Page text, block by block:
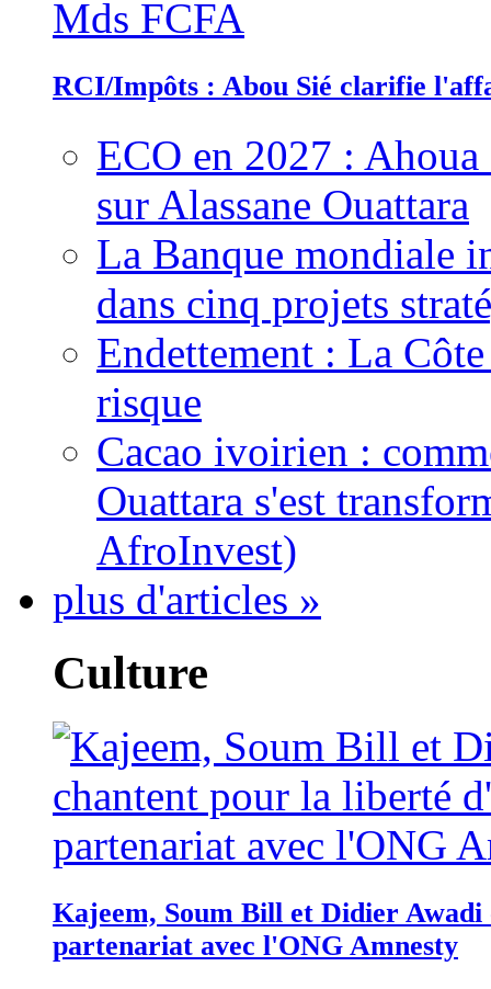
RCI/Impôts : Abou Sié clarifie
ECO en 2027 :
sur Alassane Ouattara
La Banque mondiale
dans cinq projets
Endettement : La
risque
Cacao ivoirien :
Ouattara s'est
AfroInvest)
plus d'articles »
Culture
Kajeem, Soum Bill et Didier
partenariat avec l'ONG Amnesty